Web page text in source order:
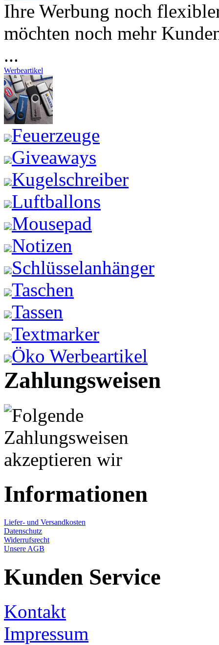
Ihre Werbung noch
möchten noch mehr
...
Werbeartikel
Feuerzeuge
Giveaways
Kugelschreiber
Luftballons
Mousepad
Notizen
Schlüsselanhänger
Taschen
Tassen
Textmarker
Öko Werbeartikel
Zahlungsweisen
Informationen
Liefer- und Versandkosten
Datenschutz
Widerrufsrecht
Unsere AGB
Kunden Service
Kontakt
Impressum